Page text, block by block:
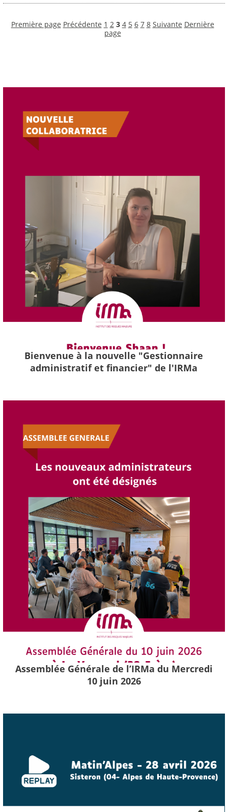
Première page Précédente 1 2 3 4 5 6 7 8 Suivante Dernière
page
Bienvenue à la nouvelle "Gestionnaire
administratif et financier" de l'IRMa
Assemblée Générale de l’IRMa du Mercredi
10 juin 2026